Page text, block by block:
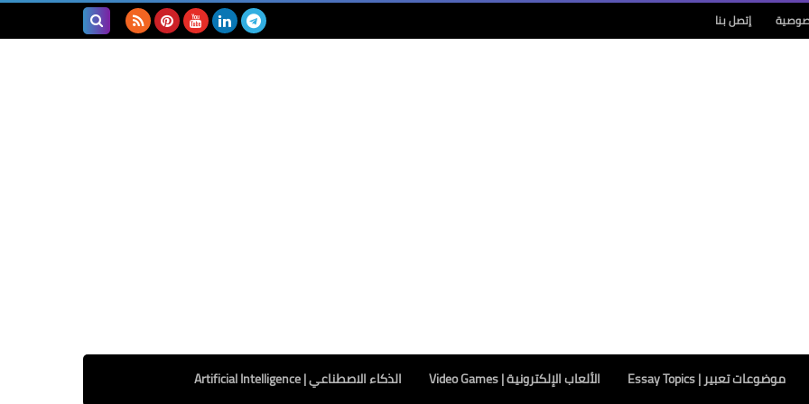
إتصل بنا
موضوعات تعبير | Essay Topics الألعاب الإلكترونية | Video Games الذكاء الاصطناعي | Artificial Intelligence